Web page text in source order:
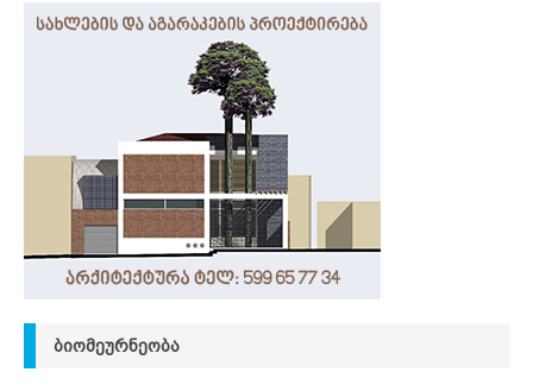
ᲑᲘᲝᲛᲔᲣᲠᲜᲔᲝᲑᲐ